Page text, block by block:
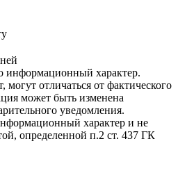
информационный характер.
могут отличаться от фактического
может быть изменена
уведомления.
характер и не
определенной п.2 ст. 437 ГК